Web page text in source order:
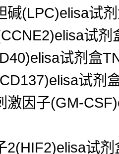
碱(LPC)elisa试
试
试剂盒
试剂
激因子(GM-
2(HIF2)elisa试